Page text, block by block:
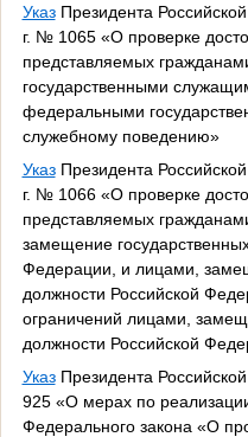
УказПрезидента
г. № 1065 «О проверке
представляемых
государственными
федеральными
служебному поведению»
УказПрезидента
г. № 1066 «О проверке
представляемых
замещение
Федерации, и лицами,
должности Российской
ограничений лицами,
должности Российской
УказПрезидента
925 «О мерах по
Федерального закона «О